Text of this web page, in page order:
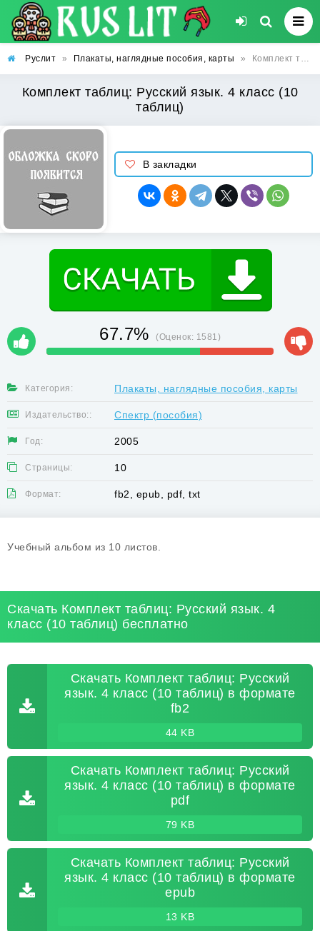
Руслит » Плакаты, наглядные пособия, карты » Комплект таблиц: Русский язык. 4 класс (10 таблиц)
Комплект таблиц: Русский язык. 4 класс (10
таблиц)
В закладки
67.7% (Оценок: 1581)
Категория: Плакаты, наглядные пособия, карты
Издательство:: Спектр (пособия)
Год: 2005
Страницы: 10
Формат: fb2, epub, pdf, txt
Учебный альбом из 10 листов.
Скачать Комплект таблиц: Русский язык. 4
класс (10 таблиц) бесплатно
Скачать Комплект таблиц: Русский
язык. 4 класс (10 таблиц) в формате
fb2
44 KB
Скачать Комплект таблиц: Русский
язык. 4 класс (10 таблиц) в формате
pdf
79 KB
Скачать Комплект таблиц: Русский
язык. 4 класс (10 таблиц) в формате
epub
13 KB